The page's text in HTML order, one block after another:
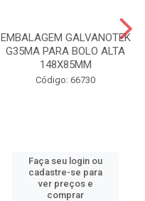
EMBALAGEM GALVANOTEK
G35MA PARA BOLO ALTA
148X85MM
Código: 66730
Faça seu login ou
cadastre-se para
ver preços e
comprar